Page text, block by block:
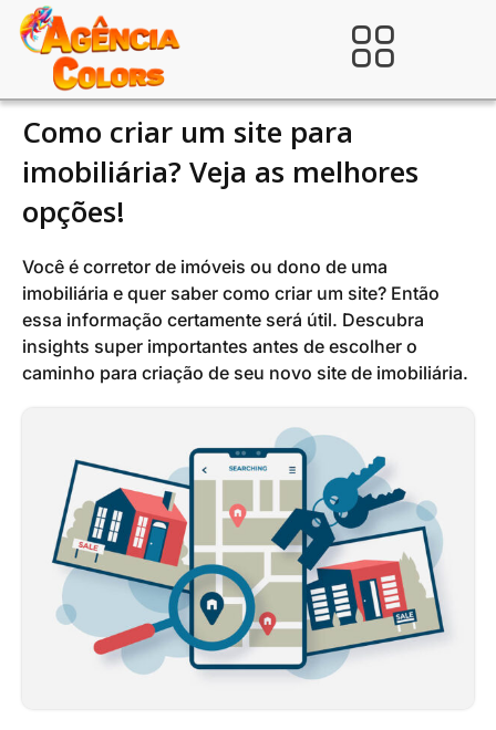
para
conteúdo
Verificada por
Como criar um site para
imobiliária? Veja as melhores
opções!
Você é corretor de imóveis ou dono de uma
imobiliária e quer saber como criar um site? Então
essa informação certamente será útil. Descubra
insights super importantes antes de escolher o
caminho para criação de seu novo site de imobiliária.